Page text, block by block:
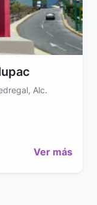
Alc.
Ver más